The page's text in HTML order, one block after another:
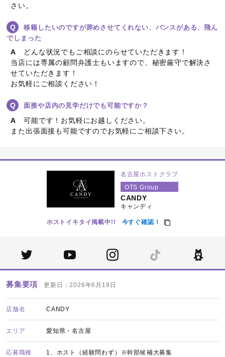
さい。
移籍したいのですが辞めさせてくれない、バンスがある、飛ん
でしまった
どんな状況でもご相談にのらせていただきます！
当店には専属の顧問弁護士もいますので、秘密厳守で解決さ
せていただきます！
お気軽にご相談ください！
面接や店内の見学だけでも可能ですか？
可能です！お気軽にお越しください。
また出張面接も可能ですのでお気軽にご相談下さい。
名古屋ホストクラブ
OTS Group
CANDY
キャンディ
ホストイキタイ掲載中!! 今すぐ確認！
募集要項 更新日：2026年6月19日
店舗名 CANDY
エリア 愛知県・名古屋
応募職種
1、ホスト（経験問わず）※幹部候補大募集